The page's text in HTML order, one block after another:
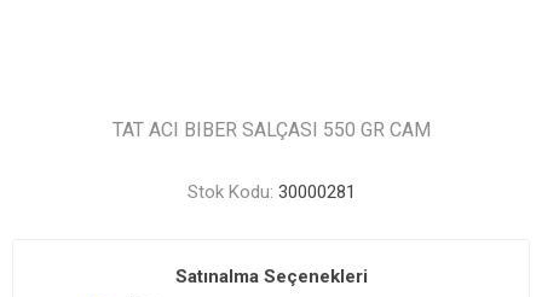
TAT ACI BIBER SALÇASI 550 GR CAM
Stok Kodu: 30000281
Satınalma Seçenekleri